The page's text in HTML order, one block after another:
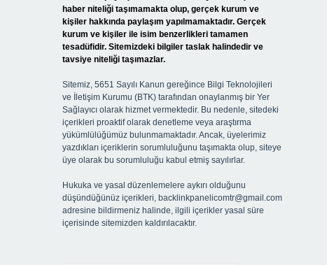
haber niteliği taşımamakta olup, gerçek kurum ve
kişiler hakkında paylaşım yapılmamaktadır. Gerçek
kurum ve kişiler ile isim benzerlikleri tamamen
tesadüfidir. Sitemizdeki bilgiler taslak halindedir ve
tavsiye niteliği taşımazlar.
Sitemiz, 5651 Sayılı Kanun gereğince Bilgi Teknolojileri
ve İletişim Kurumu (BTK) tarafından onaylanmış bir Yer
Sağlayıcı olarak hizmet vermektedir. Bu nedenle, sitedeki
içerikleri proaktif olarak denetleme veya araştırma
yükümlülüğümüz bulunmamaktadır. Ancak, üyelerimiz
yazdıkları içeriklerin sorumluluğunu taşımakta olup, siteye
üye olarak bu sorumluluğu kabul etmiş sayılırlar.
Hukuka ve yasal düzenlemelere aykırı olduğunu
düşündüğünüz içerikleri, backlinkpanelicomtr@gmail.com
adresine bildirmeniz halinde, ilgili içerikler yasal süre
içerisinde sitemizden kaldırılacaktır.